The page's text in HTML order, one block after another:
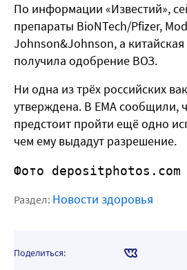
По информации «Известий»,
препараты BioNTech/Pfizer,
Johnson&Johnson, а
получила одобрение ВОЗ.
Ни одна из трёх российских
утверждена. В EMA сообщили,
предстоит пройти ещё одно
чем ему выдадут разрешение.
Фото depositphotos.com
Раздел: Новости здоровья
Поделиться: